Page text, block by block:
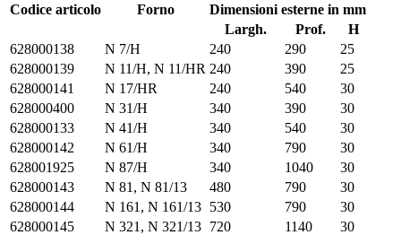
Codice articolo Forno
Dimensioni esterne in mm
Largh.
Prof.
H
628000138
N 7/H 240 290
25
628000139
N 11/H, N 11/HR 240 390
25
628000141
N 17/HR 240 540
30
628000400
N 31/H 340 390
30
628000133
N 41/H 340 540
30
628000142
N 61/H 340 790
30
628001925
N 87/H 340 1040
30
628000143
N 81, N 81/13 480 790
30
628000144
N 161, N 161/13 530 790
30
628000145
N 321, N 321/13 720 1140
30